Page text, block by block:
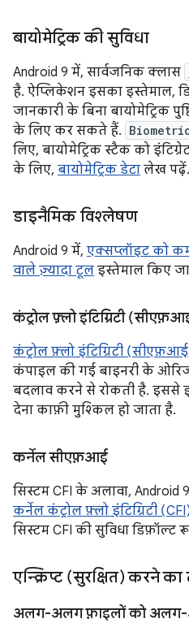
बायोमेट्रिक की सुविधा
Android 9 में, सार्वजनिक क्लास
है. ऐप्लिकेशन इसका इस्तेमाल,
जानकारी के बिना बायोमेट्रिक
के लिए कर सकते हैं.
लिए, बायोमेट्रिक स्टैक को
के लिए, बायोमेट्रिक डेटा लेख पढ़ें.
डाइनैमिक विश्लेषण
Android 9 में, एक्सप्लॉइट को
वाले ज़्यादा टूल इस्तेमाल किए
कंट्रोल फ़्लो इंटिग्रिटी
कंट्रोल फ़्लो इंटिग्रिटी
कंपाइल की गई बाइनरी के
बदलाव करने से रोकती है. इससे
देना काफ़ी मुश्किल हो जाता है.
कर्नेल सीएफ़आई
सिस्टम CFI के अलावा,
कर्नेल कंट्रोल फ़्लो इंटिग्रिटी
सिस्टम CFI की सुविधा डिफ़ॉल्ट
एन्क्रिप्ट (सुरक्षित) करने का
अलग-अलग फ़ाइलों को अलग-